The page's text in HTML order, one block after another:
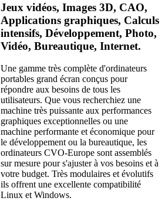
Jeux vidéos, Images 3D, CAO,
Applications graphiques, Calculs
intensifs, Développement, Photo,
Vidéo, Bureautique, Internet.
Une gamme très complète d'ordinateurs
portables grand écran conçus pour
répondre aux besoins de tous les
utilisateurs. Que vous recherchiez une
machine très puissante aux performances
graphiques exceptionnelles ou une
machine performante et économique pour
le développement ou la bureautique, les
ordinateurs CVO-Europe sont assemblés
sur mesure pour s'ajuster à vos besoins et à
votre budget. Très modulaires et évolutifs
ils offrent une excellente compatibilité
Linux et Windows.